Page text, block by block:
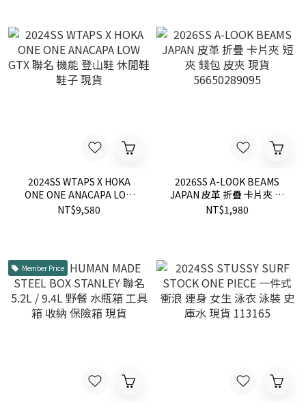
2024SS WTAPS X HOKA
ONE ONE ANACAPA LOW
GTX 聯名 機能 登山鞋 休閒
NT$9,580
2026SS A-LOOK BEAMS
JAPAN 皮革 折疊 卡片夾 短
夾 錢包 皮夾 現貨
NT$1,980
Member Price